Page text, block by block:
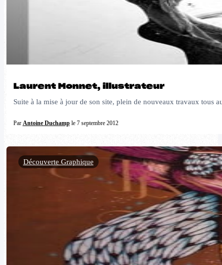
Laurent Monnet, illustrateur
Suite à la mise à jour de son site, plein de nouveaux travaux tous
Par Antoine Duchample 7 septembre 2012
Découverte Graphique